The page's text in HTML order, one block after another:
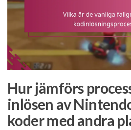
Hur jämförs
inlösen av
koder med andra